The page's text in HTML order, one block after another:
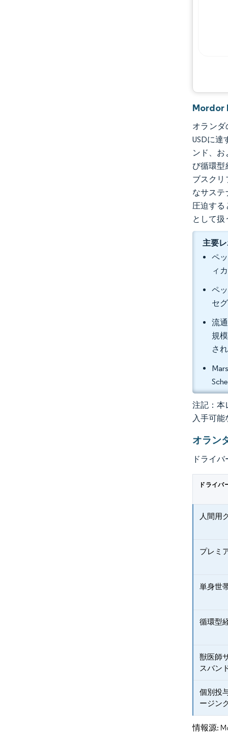
Mordor
オランダ
USDに達
ンド、
び循環型
ブスクリ
なサステ
圧迫する
として
主要
ペ
ィ
ペ
セ
流
規
さ
注記：本
入手可
オラン
ドライ
ドライバ
人間用
プレミ
単身世
循環型
獣医師
スバン
個別投
ージン
情報源: